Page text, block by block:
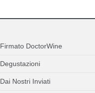
Firmato DoctorWine
Degustazioni
Dai Nostri Inviati